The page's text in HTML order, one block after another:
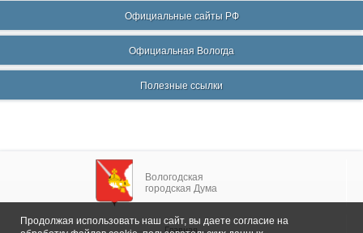
Официальные сайты РФ
Официальная Вологда
Полезные ссылки
Вологодская
городская Дума
Главная
Продолжая использовать наш сайт, вы даете согласие на